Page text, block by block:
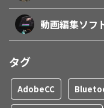
動画編集ソフ
タグ
AdobeCC